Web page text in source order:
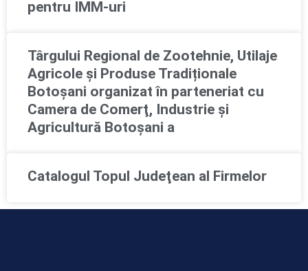
pentru IMM-uri
Târgului Regional de Zootehnie, Utilaje
Agricole și Produse Tradiționale
Botoșani organizat în parteneriat cu
Camera de Comerţ, Industrie şi
Agricultură Botoşani a
Catalogul Topul Judeţean al Firmelor